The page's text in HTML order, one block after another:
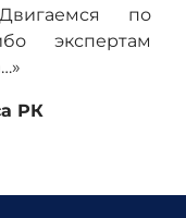
по
экспертам
РК